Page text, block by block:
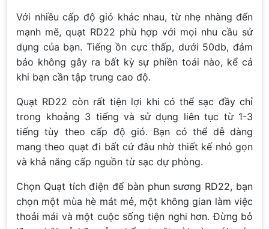
Với nhiều cấp độ gió khác nhau, từ nhẹ nhàng đến
mạnh mẽ, quạt RD22 phù hợp với mọi nhu cầu sử
dụng của bạn. Tiếng ồn cực thấp, dưới 50db, đảm
bảo không gây ra bất kỳ sự phiền toái nào, kể cả
khi bạn cần tập trung cao độ.
Quạt RD22 còn rất tiện lợi khi có thể sạc đầy chỉ
trong khoảng 3 tiếng và sử dụng liên tục từ 1-3
tiếng tùy theo cấp độ gió. Bạn có thể dễ dàng
mang theo quạt đi bất cứ đâu nhờ thiết kế nhỏ gọn
và khả năng cấp nguồn từ sạc dự phòng.
Chọn Quạt tích điện để bàn phun sương RD22, bạn
chọn một mùa hè mát mẻ, một không gian làm việc
thoải mái và một cuộc sống tiện nghi hơn. Đừng bỏ